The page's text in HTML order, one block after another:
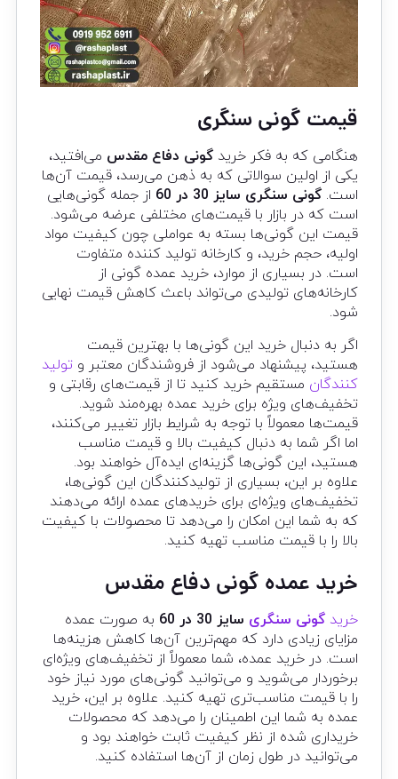
قیمت گونی سنگری
هنگامی که به فکر خریدگونی دفاع مقدس می‌افتید،
یکی از اولین سوالاتی که به ذهن می‌رسد، قیمت آن‌ها
است.گونی سنگری سایز 30 در 60
از جمله گونی‌هایی
است که در بازار با قیمت‌های مختلفی عرضه می‌شود.
قیمت این گونی‌ها بسته به عواملی چون کیفیت مواد
اولیه، حجم خرید، و کارخانه تولید کننده متفاوت
است. در بسیاری از موارد، خرید عمده گونی از
کارخانه‌های تولیدی می‌تواند باعث کاهش قیمت نهایی
شود.
اگر به دنبال خرید این گونی‌ها با بهترین قیمت
هستید، پیشنهاد می‌شود از فروشندگان معتبر و تولید
کنندگان مستقیم خرید کنید تا از قیمت‌های رقابتی و
تخفیف‌های ویژه برای خرید عمده بهره‌مند شوید.
قیمت‌ها معمولاً با توجه به شرایط بازار تغییر می‌کنند،
اما اگر شما به دنبال کیفیت بالا و قیمت مناسب
هستید، این گونی‌ها گزینه‌ای ایده‌آل خواهند بود.
علاوه بر این، بسیاری از تولیدکنندگان این گونی‌ها،
تخفیف‌های ویژه‌ای برای خریدهای عمده ارائه می‌دهند
که به شما این امکان را می‌دهد تا محصولات با کیفیت
بالا را با قیمت مناسب تهیه کنید.
خرید عمده گونی دفاع مقدس
خریدگونی سنگری سایز 30 در 60
به صورت عمده
مزایای زیادی دارد که مهم‌ترین آن‌ها کاهش هزینه‌ها
است. در خرید عمده، شما معمولاً از تخفیف‌های ویژه‌ای
برخوردار می‌شوید و می‌توانید گونی‌های مورد نیاز خود
را با قیمت مناسب‌تری تهیه کنید. علاوه بر این، خرید
عمده به شما این اطمینان را می‌دهد که محصولات
خریداری شده از نظر کیفیت ثابت خواهند بود و
می‌توانید در طول زمان از آن‌ها استفاده کنید.